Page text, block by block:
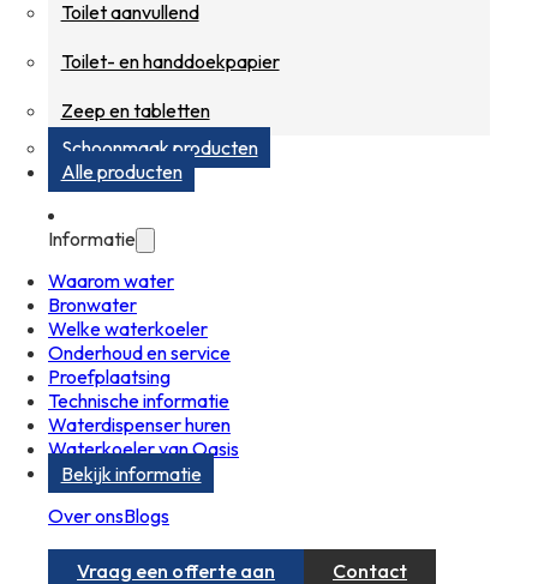
Toilet aanvullend
Toilet- en handdoekpapier
Zeep en tabletten
Schoonmaak producten
Alle producten
Informatie
Waarom water
Bronwater
Welke waterkoeler
Onderhoud en service
Proefplaatsing
Technische informatie
Waterdispenser huren
Waterkoeler van Oasis
Bekijk informatie
Over onsBlogs
Vraag een offerte aan Contact